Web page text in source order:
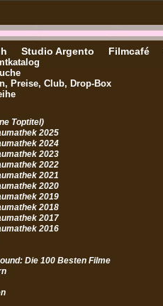
Preise, Club, Drop-Box
Studio Argento Filmcafé
Toptitel)
2025
2024
2023
2022
2021
2020
2019
2018
2017
2016
Die 100 Besten Filme